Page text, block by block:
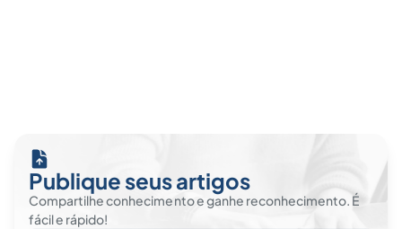
Publique seus artigos
Compartilhe conhecimento e ganhe reconhecimento. É
fácil e rápido!